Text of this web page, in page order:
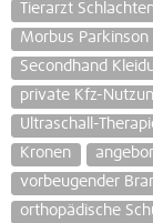
Tierarzt
Morbus
Secondhand
private Kfz-
Ultraschall-
Kronen
vorbeugender
orthopädische